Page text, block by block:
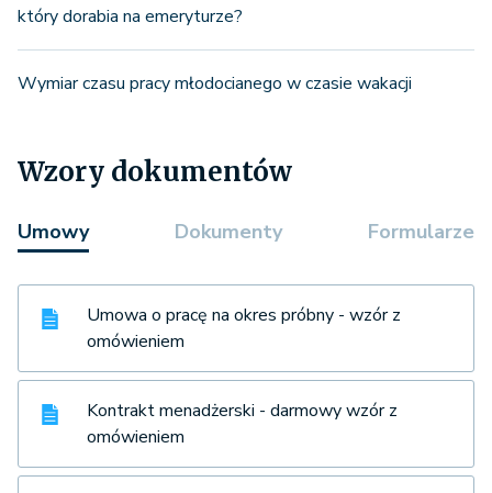
który dorabia na emeryturze?
Wymiar czasu pracy młodocianego w czasie wakacji
Wzory dokumentów
Umowy Dokumenty Formularze
Umowa o pracę na okres próbny - wzór z
omówieniem
Kontrakt menadżerski - darmowy wzór z
omówieniem